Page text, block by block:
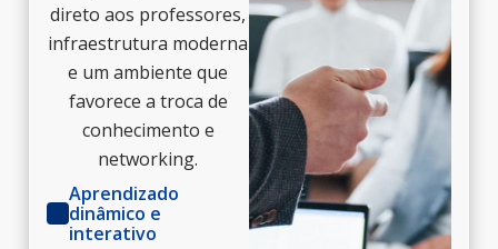
direto aos professores,
infraestrutura moderna
e um ambiente que
favorece a troca de
conhecimento e
networking.
Aprendizado
dinâmico e
interativo